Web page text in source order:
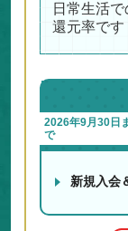
日常生活
還元率です
2026年9月30日
で
新規入会